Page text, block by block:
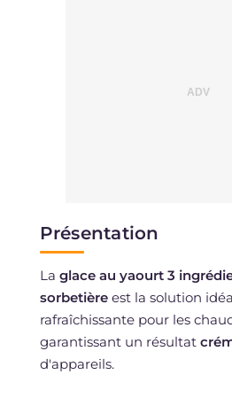
Présentation
La glace au yaourt 3
sorbetièreest la solution
rafraîchissante pour les
garantissant un résultat
d'appareils.